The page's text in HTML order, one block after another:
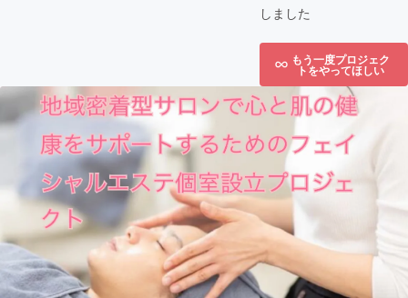
しました
もう一度プロジェク
トをやってほしい